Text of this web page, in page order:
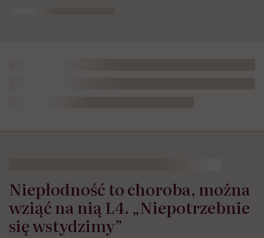
Niepłodność to choroba, można
wziąć na nią L4. „Niepotrzebnie
się wstydzimy”